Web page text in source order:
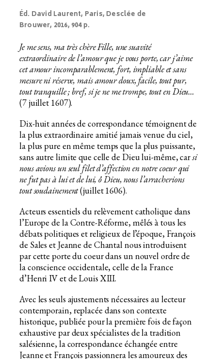
Éd. David Laurent, Paris, Desclée de
Brouwer, 2016, 904 p.
Je me sens, ma très chère Fille, une suavité
extraordinaire de l’amour que je vous porte, car j’aime
cet amour incomparablement, fort, impliable et sans
mesure ni réserve, mais amour doux, facile, tout pur,
tout tranquille ; bref, si je ne me trompe, tout en Dieu…
(7 juillet 1607).
Dix-huit années de correspondance témoignent de
la plus extraordinaire amitié jamais venue du ciel,
la plus pure en même temps que la plus puissante,
sans autre limite que celle de Dieu lui-même, carsi
nous avions un seul filet d’affection en notre coeur qui
ne fut pas à lui et de lui, ô Dieu, nous l’arracherions
tout soudainement(juillet 1606).
Acteurs essentiels du relèvement catholique dans
l’Europe de la Contre-Réforme, mêlés à tous les
débats politiques et religieux de l’époque, François
de Sales et Jeanne de Chantal nous introduisent
par cette porte du coeur dans un nouvel ordre de
la conscience occidentale, celle de la France
d’Henri IV et de Louis XIII.
Avec les seuls ajustements nécessaires au lecteur
contemporain, replacée dans son contexte
historique, publiée pour la première fois de façon
exhaustive par deux spécialistes de la tradition
salésienne, la correspondance échangée entre
Jeanne et François passionnera les amoureux des